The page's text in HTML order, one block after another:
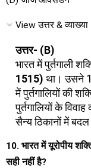
View उत्तर & व्याख्या
उत्तर- (B)
भारत में पुर्तगाली
1515) था। उसने
में पुर्तगालियों की
पुर्तगालियों के
सैन्य ठिकानों में बदल
10. भारत में यूरोपीय
सही नहीं है?